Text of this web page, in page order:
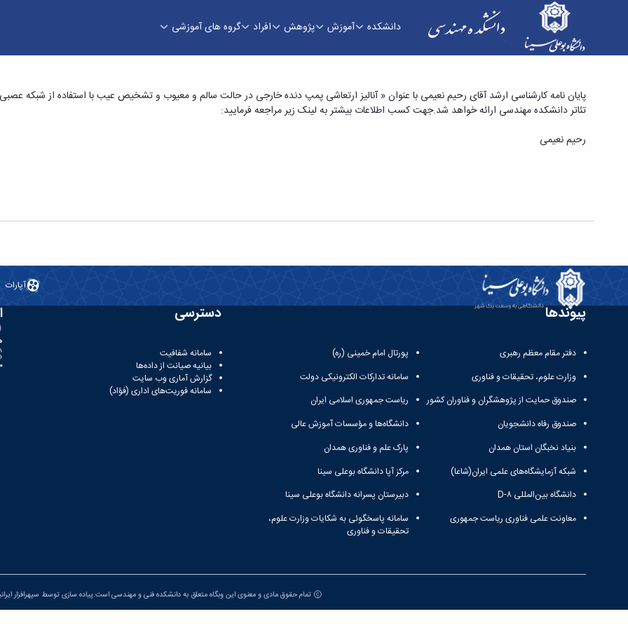
دانشکده آموزش پژوهش افراد گروه های آموزشی
پایان نامه کارشناسی ارشد آقای رحیم نعیمی با عنوان « آنالیز ارتعاشی پمپ دنده خارجی در حالت
عصبی» - دانشکده فنی و مهندسی
تئاتر دانشکده مهندسی ارائه خواهد شد.جهت کسب اطلاعات بیشتر به لینک زیر مراجعه فرمایید:
رحیم نعیمی
آپارات
پیوندها
دفتر مقام معظم رهبری
وزارت علوم، تحقیقات و فناوری
صندوق حمایت از پژوهشگران و فناوران کشور
صندوق رفاه دانشجویان
بنیاد نخبگان استان همدان
شبکه آزمایشگاه‌های علمی ایران(شاعا)
دانشگاه بین‌المللی D-۸
معاونت علمی فناوری ریاست جمهوری
پورتال امام خمینی (ره)
سامانه تدارکات الکترونیکی دولت
ریاست جمهوری اسلامی ایران
دانشگاه‌ها و مؤسسات آموزش عالی
پارک علم و فناوری همدان
مرکز آپا دانشگاه بوعلی سینا
دبیرستان پسرانه دانشگاه بوعلی سینا
سامانه پاسخگوئی به شکایات وزارت علوم،
تحقیقات و فناوری
دسترسی
سامانه شفافیت
بیانیه صیانت از داده‌ها
گزارش آماری وب‌ سایت
سامانه فوریت‌های اداری (فؤاد)
تمام حقوق مادی و معنوی این وبگاه متعلق به دانشکده فنی و مهندسی است.پیاده سازی توسط سپهرافزار